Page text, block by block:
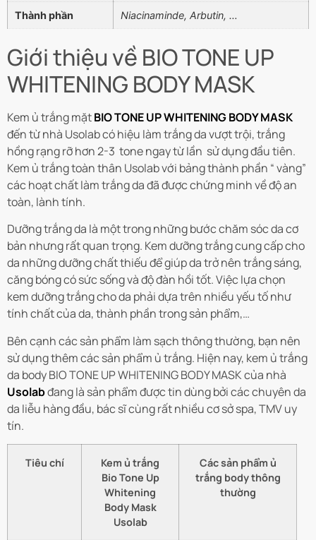
Thành phần Niacinaminde, Arbutin, …
Giới thiệu về BIO TONE UP
WHITENING BODY MASK
Kem ủ trắng mặtBIO TONE UP WHITENING BODY MASK
đến từ nhà Usolab có hiệu làm trắng da vượt trội, trắng
hồng rạng rỡ hơn 2-3 tone ngay từ lần sử dụng đầu tiên.
Kem ủ trắng toàn thân Usolab với bảng thành phần “ vàng”
các hoạt chất làm trắng da đã được chứng minh về độ an
toàn, lành tính.
Dưỡng trắng da là một trong những bước chăm sóc da cơ
bản nhưng rất quan trọng. Kem dưỡng trắng cung cấp cho
da những dưỡng chất thiếu để giúp da trở nên trắng sáng,
căng bóng có sức sống và độ đàn hồi tốt. Việc lựa chọn
kem dưỡng trắng cho da phải dựa trên nhiều yếu tố như
tính chất của da, thành phần trong sản phẩm,…
Bên cạnh các sản phẩm làm sạch thông thường, bạn nên
sử dụng thêm các sản phẩm ủ trắng. Hiện nay, kem ủ trắng
da bodyBIO TONE UP WHITENING BODY MASKcủa nhà
Usolabđang là sản phẩm được tin dùng bởi các chuyên da
da liễu hàng đầu, bác sĩ cùng rất nhiều cơ sở spa, TMV uy
tín.
Tiêu chí
Kem ủ trắng
Bio Tone Up
Whitening
Body Mask
Usolab
Các sản phẩm ủ
trắng body thông
thường